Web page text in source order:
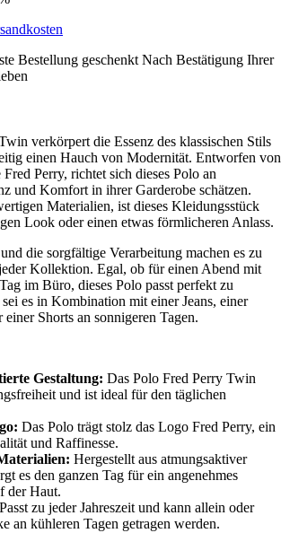
Bestellung geschenkt Nach Bestätigung Ihrer
verkörpert die Essenz des klassischen Stils
einen Hauch von Modernität. Entworfen von
Perry, richtet sich dieses Polo an
und Komfort in ihrer Garderobe schätzen.
Materialien, ist dieses Kleidungsstück
Look oder einen etwas förmlicheren Anlass.
die sorgfältige Verarbeitung machen es zu
Kollektion. Egal, ob für einen Abend mit
im Büro, dieses Polo passt perfekt zu
es in Kombination mit einer Jeans, einer
Shorts an sonnigeren Tagen.
Gestaltung: Das Polo Fred Perry Twin
und ist ideal für den täglichen
Das Polo trägt stolz das Logo Fred Perry, ein
und Raffinesse.
Hergestellt aus atmungsaktiver
es den ganzen Tag für ein angenehmes
der Haut.
Passt zu jeder Jahreszeit und kann allein oder
an kühleren Tagen getragen werden.